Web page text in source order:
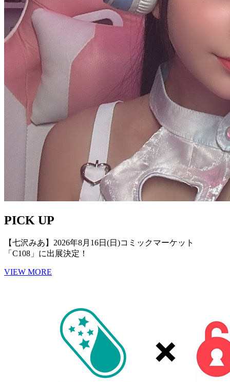
PICK UP
【七沢みあ】2026年8月16日(日)コミックマーケット
「C108」に出展決定！
VIEW MORE